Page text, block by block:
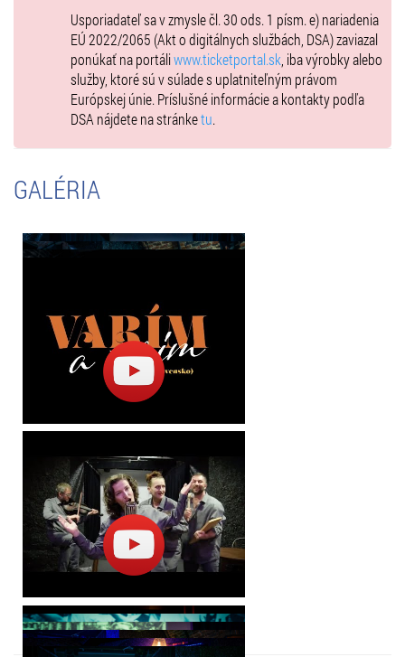
Usporiadateľ sa v zmysle čl. 30 ods. 1 písm. e) nariadenia
EÚ 2022/2065 (Akt o digitálnych službách, DSA) zaviazal
ponúkať na portáliwww.ticketportal.sk , iba výrobky alebo
služby, ktoré sú v súlade s uplatniteľným právom
Európskej únie. Príslušné informácie a kontakty podľa
DSA nájdete na stránketu.
GALÉRIA